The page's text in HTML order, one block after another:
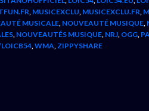
MUSICEXCLU MUSICEXCLU.FR
MUSICALE NOUVEAUTÉ MUSIQUE
NOUVEAUTÉS MUSIQUE NRJ OGG
WMA ZIPPYSHARE